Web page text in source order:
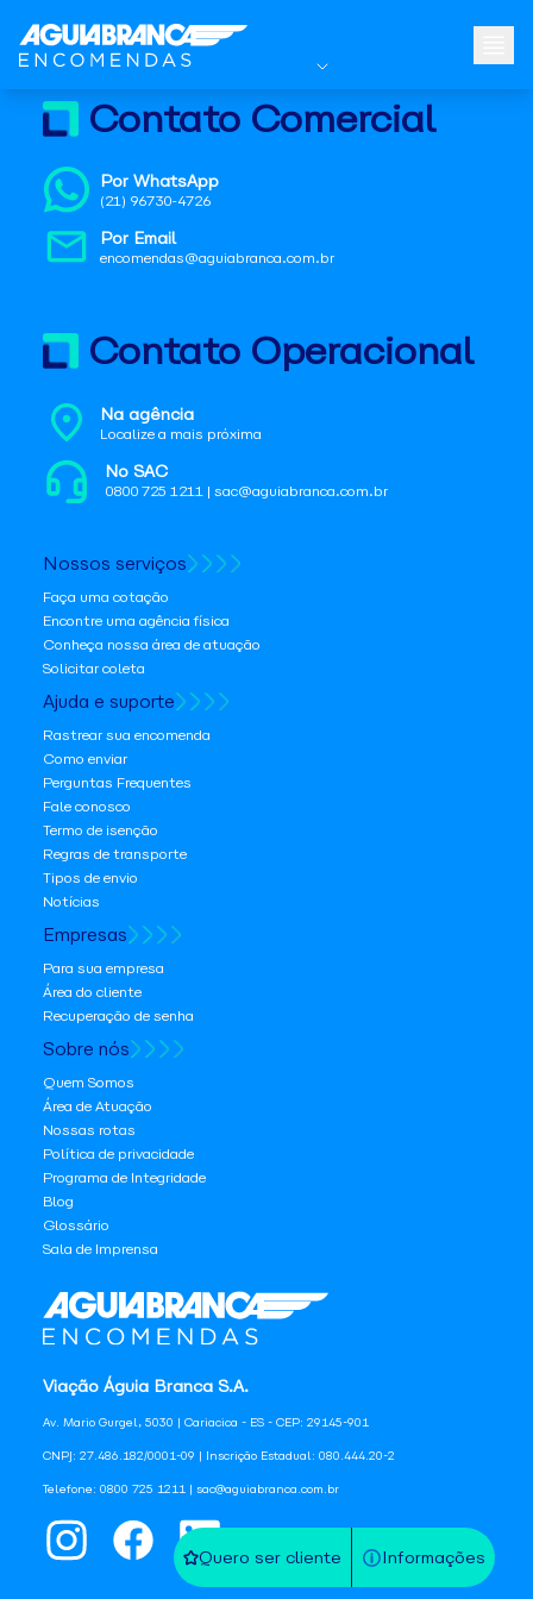
Quero ser cliente Informações
Viação Águia Branca S.A.
Av. Mario Gurgel, 5030 | Cariacica - ES - CEP: 29145-901
CNPJ: 27.486.182/0001-09 | Inscrição Estadual: 080.444.20-2
Telefone: 0800 725 1211 | sac@aguiabranca.com.br
Contato Comercial
Por WhatsApp
(21) 96730-4726
Por Email
encomendas@aguiabranca.com.br
Contato Operacional
Na agência
Localize a mais próxima
No SAC
0800 725 1211 | sac@aguiabranca.com.br
Nossos serviços
Faça uma cotação
Encontre uma agência física
Conheça nossa área de atuação
Solicitar coleta
Ajuda e suporte
Rastrear sua encomenda
Como enviar
Perguntas Frequentes
Fale conosco
Termo de isenção
Regras de transporte
Tipos de envio
Notícias
Empresas
Para sua empresa
Área do cliente
Recuperação de senha
Sobre nós
Quem Somos
Área de Atuação
Nossas rotas
Política de privacidade
Programa de Integridade
Blog
Glossário
Sala de Imprensa